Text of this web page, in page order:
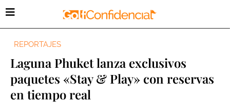
REPORTAJES
Laguna Phuket lanza exclusivos
paquetes «Stay & Play» con reservas
en tiempo real